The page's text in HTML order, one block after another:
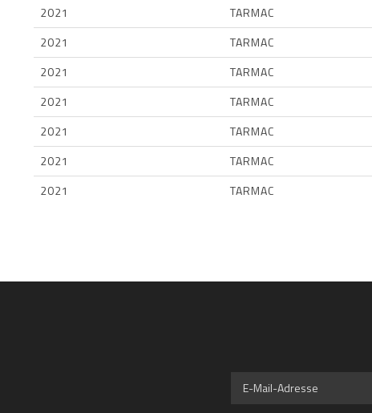
2021
TARMAC
2021
TARMAC
2021
TARMAC
2021
TARMAC
2021
TARMAC
2021
TARMAC
2021
TARMAC